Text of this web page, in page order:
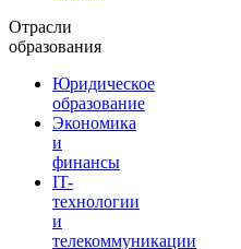
Отрасли
образования
Юридическое
образование
Экономика
и
финансы
IT-
технологии
и
телекоммуникации